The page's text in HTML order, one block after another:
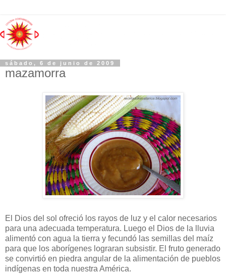
sábado, 6 de junio de 2009
mazamorra
El Dios del sol ofreció los rayos de luz y el calor necesarios
para una adecuada temperatura. Luego el Dios de la lluvia
alimentó con agua la tierra y fecundó las semillas del maíz
para que los aborígenes lograran subsistir. El fruto generado
se convirtió en piedra angular de la alimentación de pueblos
indígenas en toda nuestra América.